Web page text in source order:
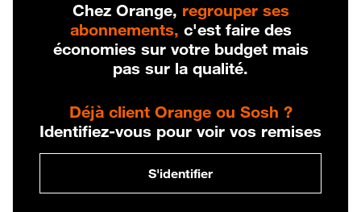
Chez Orange, regrouper ses
abonnements, c'est faire des
économies sur votre budget mais
pas sur la qualité.
Déjà client Orange ou Sosh ?
Identifiez-vous pour voir vos remises
S'identifier